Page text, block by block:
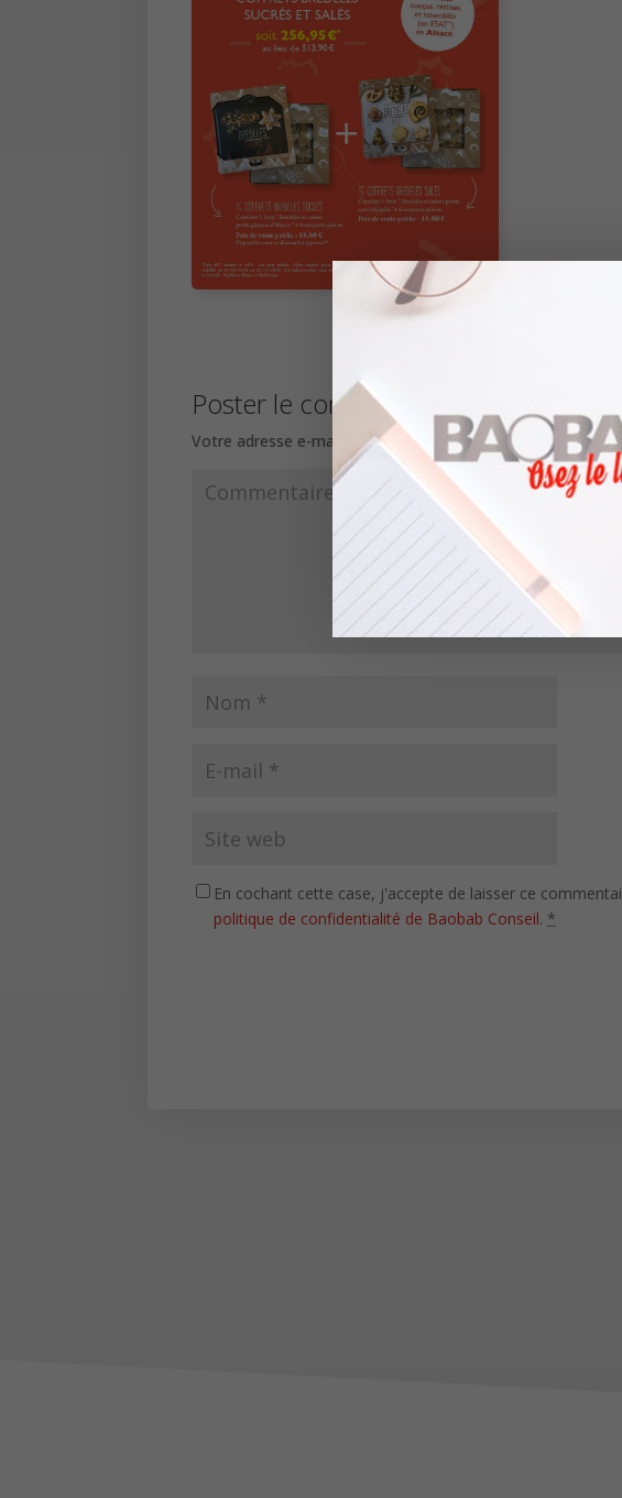
Poster le commentaire
Votre adresse e-mail ne sera pas publiée. Les champs
En cochant cette case, j'accepte de laisser ce
politique de confidentialité de Baobab Conseil. *